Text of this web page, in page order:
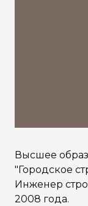
Высшее
"Городское
Инженер
2008 года.